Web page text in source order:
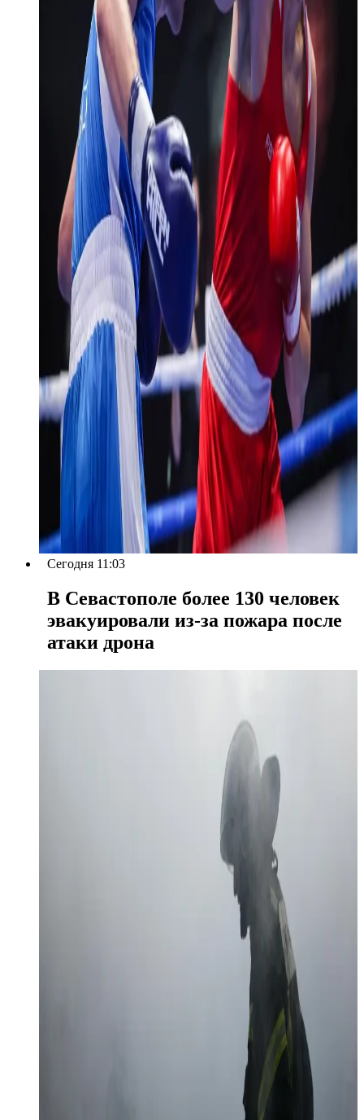
Сегодня 11:03
В Севастополе более 130 человек
эвакуировали из-за пожара после
атаки дрона